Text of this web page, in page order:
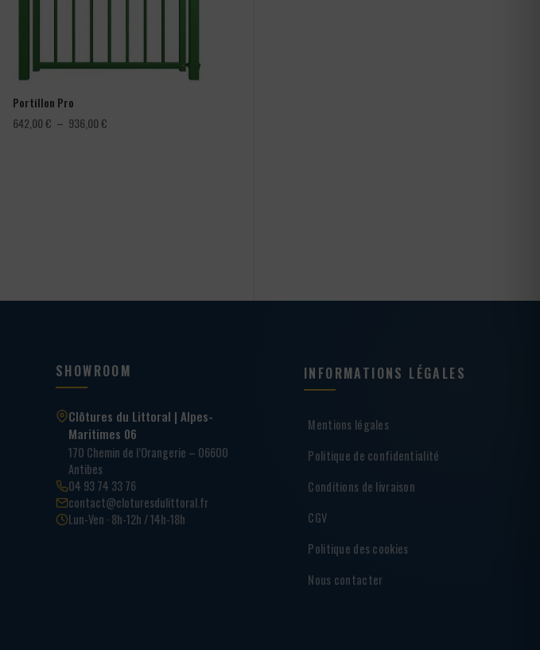
Portillon Pro
642,00€ – 936,00€
SHOWROOM
Clôtures du Littoral | Alpes-
Maritimes 06
170 Chemin de l’Orangerie – 06600
Antibes
04 93 74 33 76
contact@cloturesdulittoral.fr
Lun-Ven · 8h-12h / 14h-18h
INFORMATIONS LÉGALES
Mentions légales
Politique de confidentialité
Conditions de livraison
CGV
Politique des cookies
Nous contacter